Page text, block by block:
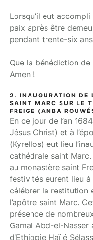
Lorsqu’il eut
paix après être
pendant trente-six
Que la bénédiction
Amen !
2. INAUGURATION DE
SAINT MARC SUR LE
FREIGE (ANBA
En ce jour de l’an
Jésus Christ) et à
(Kyrellos) eut lieu
cathédrale saint
au monastère saint
festivités eurent lieu
célébrer la restitution
l’apôtre saint Marc.
présence de
Gamal Abd-el-Nasser
d’Ethiopie Haïlé